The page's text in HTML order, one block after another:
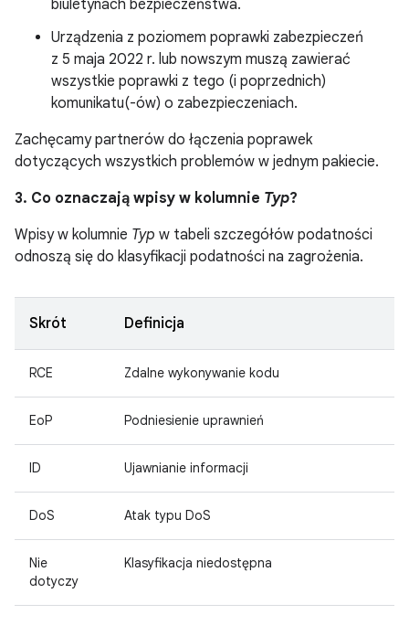
biuletynach bezpieczeństwa.
Urządzenia z poziomem poprawki zabezpieczeń
z 5 maja 2022 r. lub nowszym muszą zawierać
wszystkie poprawki z tego (i poprzednich)
komunikatu(-ów) o zabezpieczeniach.
Zachęcamy partnerów do łączenia poprawek
dotyczących wszystkich problemów w jednym pakiecie.
3. Co oznaczają wpisy w kolumnie Typ?
Wpisy w kolumnie Typ w tabeli szczegółów podatności
odnoszą się do klasyfikacji podatności na zagrożenia.
Skrót Definicja
RCE Zdalne wykonywanie kodu
EoP Podniesienie uprawnień
ID Ujawnianie informacji
DoS Atak typu DoS
Nie
dotyczy
Klasyfikacja niedostępna